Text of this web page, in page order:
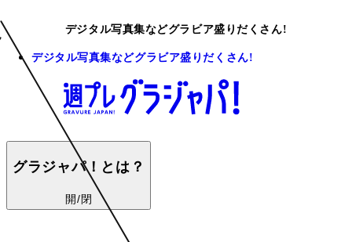
デジタル写真集などグラビア盛りだくさん!
デジタル写真集などグラビア盛りだくさん!
グラジャパ！とは？
開/閉